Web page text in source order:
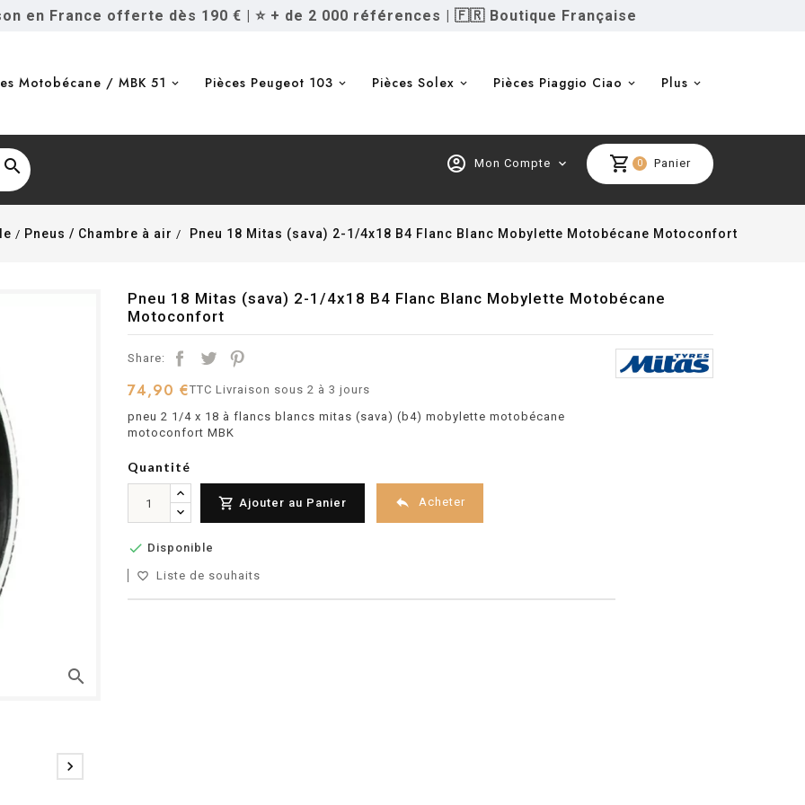
en France offerte dès 190 € | ⭐ + de 2 000 références | 🇫🇷 Boutique Française
Motobécane / MBK 51 Pièces Peugeot 103 Pièces Solex Pièces Piaggio Ciao Plus
 shopping_cart 0 Panier
account_circle Mon Compte expand_more
Pneus / Chambre à air Pneu 18 Mitas (sava) 2-1/4x18 B4 Flanc Blanc Mobylette Motobécane Motoconfort
search

Pneu 18 Mitas (sava) 2-1/4x18 B4 Flanc Blanc Mobylette Motobécane
Motoconfort
Share:
74,90 €TTC Livraison sous 2 à 3 jours
pneu 2 1/4 x 18 à flancs blancs mitas (sava) (b4) mobylette motobécane
motoconfort MBK
Quantité
 Ajouter au Panier  Acheter
 Disponible
favorite_border Liste de souhaits